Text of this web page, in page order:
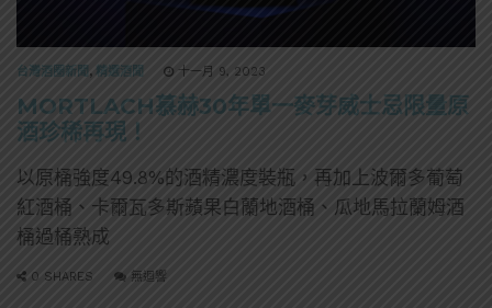
台灣酒圈新聞 , 精選酒聞 十一月 9, 2023
MORTLACH慕赫30年單一麥芽威士忌限量原
酒珍稀再現！
以原桶強度49.8%的酒精濃度裝瓶，再加上波爾多葡萄
紅酒桶、卡爾瓦多斯蘋果白蘭地酒桶、瓜地馬拉蘭姆酒
桶過桶熟成
0 SHARES 無迴響